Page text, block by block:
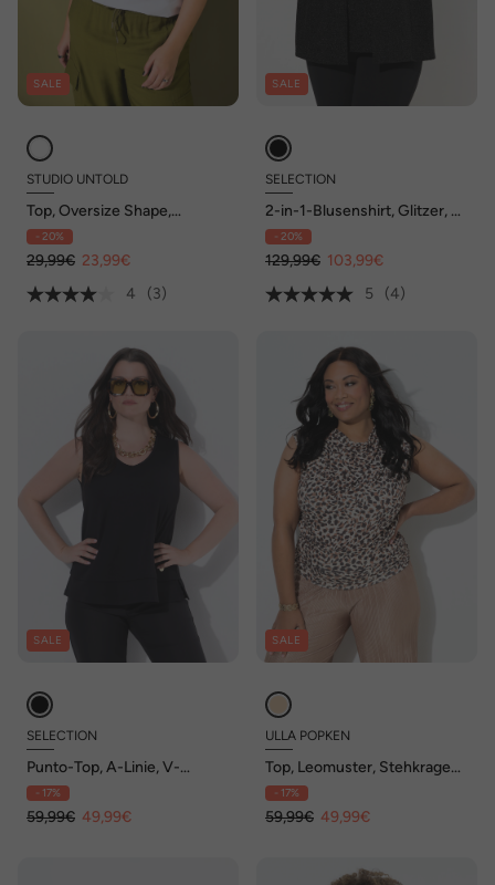
SALE
STUDIO UNTOLD
Top, Oversize Shape,
Schulter mit
Glitzersteinchen
- 20%
29,99€ 23,99€
4
(3)
SALE
SELECTION
2-in-1-Blusenshirt, Glitzer, V-
Ausschnitt, 3/4-Arm
- 20%
129,99€ 103,99€
5
(4)
SALE
SELECTION
Punto-Top, A-Linie, V-
Ausschnitt, ärmellos
- 17%
59,99€ 49,99€
SALE
ULLA POPKEN
Top, Leomuster, Stehkragen,
Wasserfallausschnitt,
ärmellos
- 17%
59,99€ 49,99€